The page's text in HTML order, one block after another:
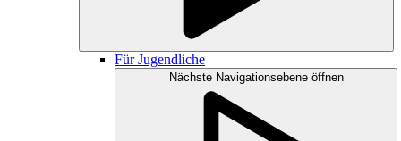
Für Jugendliche
Nächste Navigationsebene öffnen